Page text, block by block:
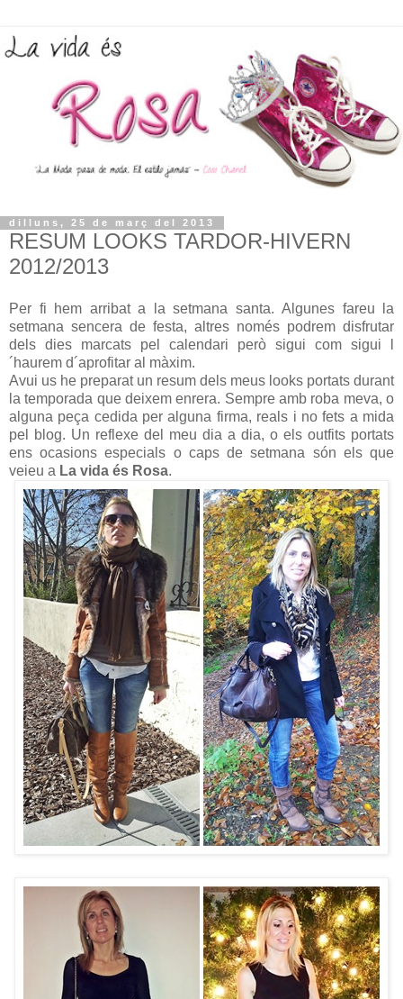
dilluns, 25 de març del 2013
RESUM LOOKS TARDOR-HIVERN
2012/2013
Per fi hem arribat a la setmana santa. Algunes fareu la
setmana sencera de festa, altres només podrem disfrutar
dels dies marcats pel calendari però sigui com sigui l
´haurem d´aprofitar al màxim.
Avui us he preparat un resum dels meus looks portats durant
la temporada que deixem enrera. Sempre amb roba meva, o
alguna peça cedida per alguna firma, reals i no fets a mida
pel blog. Un reflexe del meu dia a dia, o els outfits portats
ens ocasions especials o caps de setmana són els que
veieu a La vida és Rosa.